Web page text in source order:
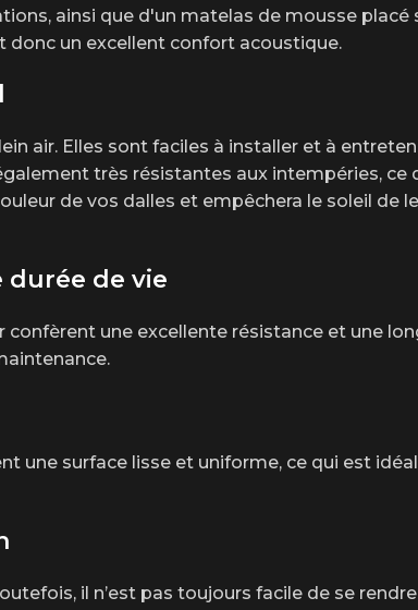
ainsi que d'un matelas de mousse placé
donc un excellent confort acoustique.
air. Elles sont faciles à installer et à
très résistantes aux intempéries, ce
de vos dalles et empêchera le soleil de
durée de vie
une excellente résistance et une
une surface lisse et uniforme, ce qui est
il n’est pas toujours facile de se